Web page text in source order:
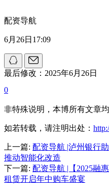
配资导航
6月26日17:09
最后修改：2025年6月26日
0
非特殊说明，本博所有文章均
如若转载，请注明出处：
上一篇: 配资导航 |泸州银行
推动智能化改造
下一篇: 配资导航 |【2025融
租赁开启年中购车盛宴